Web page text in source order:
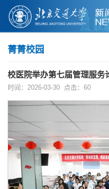
菁菁校园
校医院举办第七届管理服务
时间：2026-03-30 点击： 60